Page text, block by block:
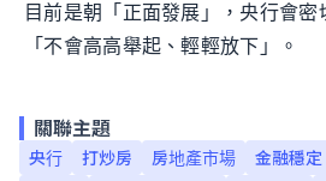
目前是朝「正面發展」，央行會密
「不會高高舉起、輕輕放下」。
關聯主題
央行 打炒房 房地產市場 金融穩定